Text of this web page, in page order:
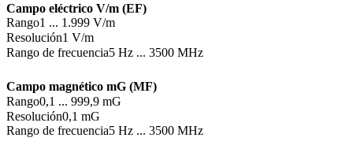
Campo eléctrico V/m (EF)
Rango1 ... 1.999 V/m
Resolución1 V/m
Rango de frecuencia5 Hz ... 3500 MHz
Campo magnético mG (MF)
Rango0,1 ... 999,9 mG
Resolución0,1 mG
Rango de frecuencia5 Hz ... 3500 MHz